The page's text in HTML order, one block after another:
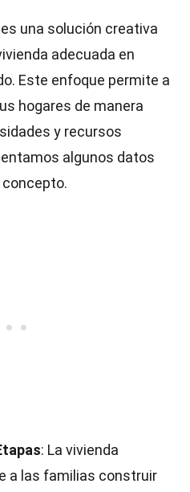
es una solución creativa
adecuada en
Este enfoque permite a
hogares de manera
y recursos
algunos datos
: La vivienda
a las familias construir